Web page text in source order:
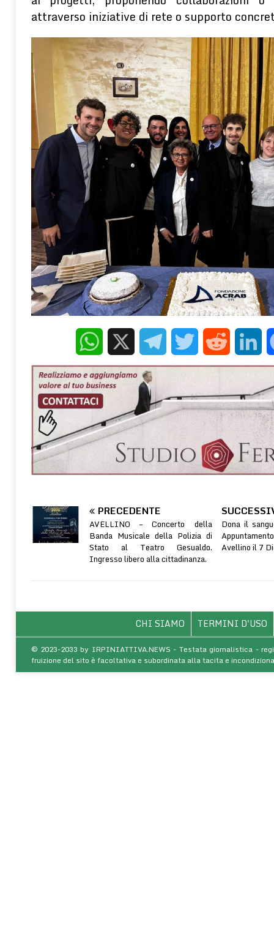
attraverso iniziative di rete o supporto
WhatsApp
X TelegramTwitterReddit
PRECEDENTE
AVELLINO – Concerto della
Banda Musicale della Polizia di
Stato al Teatro Gesualdo.
Ingresso libero alla cittadinanza.
Dona il
Avellino il 7
CHI SIAMO TERMINI D'USO
© 2023-2033 by IRPINIATTIVA.NEWS - Testata giornalistica -
fruizione del sito è facoltativa e subordinata alla tacita e